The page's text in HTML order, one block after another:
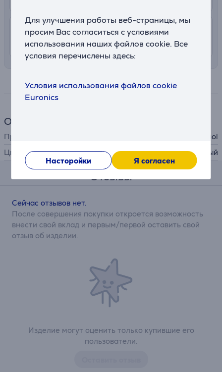
Для улучшения работы веб-страницы, мы
просим Вас согласиться с условиями
использования наших файлов cookie. Все
условия перечислены здесь:
Условия использования файлов cookie
Euronics
Насторойки Я согласен
Доставка в квартиру
10. - 12. августа
Спецификация
Общий параметр
Производитель
Koziol
Цвет
прозрачный
Отзывы
Изделие могут оценить только купившие его
пользователи.
Сейчас отзывов нет.
После совершения покупки откроется возможность
внести свой вклад и первым/первой оставить свой
отзыв об изделии.